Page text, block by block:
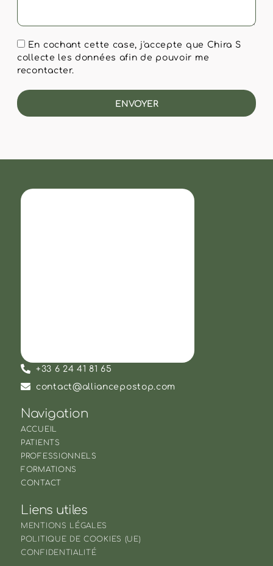
En cochant cette case, j'accepte que Chira S
collecte les données afin de pouvoir me
recontacter.
ENVOYER
+33 6 24 41 81 65
contact@alliancepostop.com
Navigation
ACCUEIL
PATIENTS
PROFESSIONNELS
FORMATIONS
CONTACT
Liens utiles
MENTIONS LÉGALES
POLITIQUE DE COOKIES (UE)
CONFIDENTIALITÉ